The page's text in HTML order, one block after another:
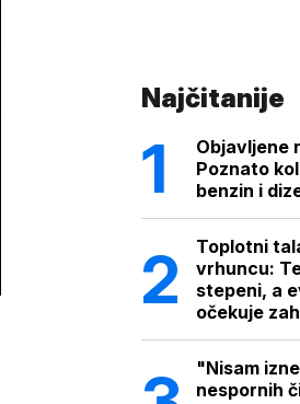
Najčitanije
Objavljene
Poznato
benzin i
Toplotni
vrhuncu:
stepeni, a
očekuje
"Nisam
nespornih